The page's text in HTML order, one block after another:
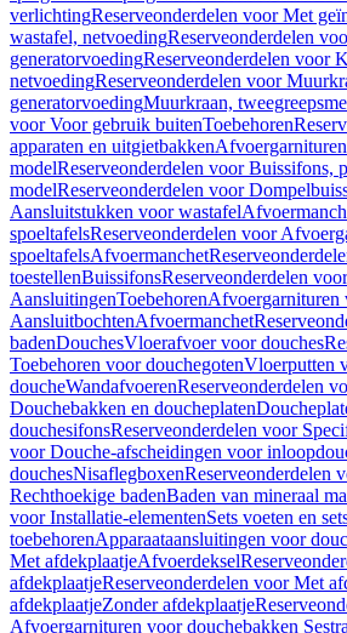
verlichtingReserveonderdelen voor Met
wastafel, netvoedingReserveonderdelen
generatorvoedingReserveonderdelen voor
netvoedingReserveonderdelen voor
generatorvoedingMuurkraan,
voor Voor gebruik buitenToebehoren
apparaten en uitgietbakken
modelReserveonderdelen voor Buissifons,
modelReserveonderdelen voor
Aansluitstukken voor wastafel
spoeltafelsReserveonderdelen voor
spoeltafelsAfvoermanchet
toestellenBuissifonsReserveonderdelen
AansluitingenToebehorenAfvoergarnituren
AansluitbochtenAfvoermanchet
badenDouchesVloerafvoer voor douches
Toebehoren voor douchegotenVloerputten
doucheWandafvoerenReserveonderdelen
Douchebakken en doucheplaten
douchesifonsReserveonderdelen voor
voor Douche-afscheidingen voor
douchesNisaflegboxenReserveonderdelen
Rechthoekige badenBaden van mineraal
voor Installatie-elementenSets voeten en
toebehorenApparaataansluitingen voor
Met afdekplaatjeAfvoerdeksel
afdekplaatjeReserveonderdelen voor Met
afdekplaatjeZonder afdekplaatje
Afvoergarnituren voor douchebakken Sestra